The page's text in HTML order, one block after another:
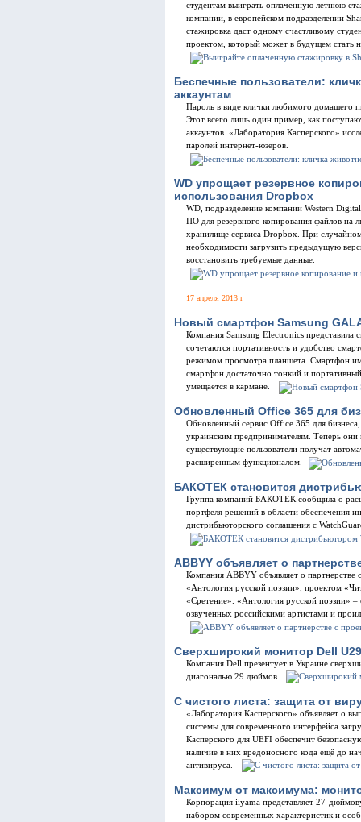
студентам выиграть оплаченную летнюю
компании, в европейском подразделении
стажировка даст одному счастливому
проектом, который может в будущем стать
Беспечные пользователи:
аккаунтам
Пароль в виде клички любимого домашего
Этот всего лишь один пример, как
аккаунтов. «Лаборатория Касперского»
паролей интернет-юзеров.
WD упрощает резервное
использования Dropbox
WD, подразделение компании Western
ПО для резервного копирования файлов на
хранилище сервиса Dropbox. При
необходимости загрузить предыдущую
восстановить требуемые данные.
17 апреля 2013 г
Новый смартфон Samsung
Компания Samsung Electronics
сочетаются портативность и удобство
режимом просмотра планшета. Смартфон
смартфон достаточно тонкий и
умещается в кармане.
Обновленный Office 365 для
Обновленный сервис Office 365 для
украинским предпринимателям. Теперь
существующие пользователи получат
расширенным функционалом.
БАКОТЕК становится
Группа компаний БАКОТЕК сообщила о
портфеля решений в области обеспечения
дистрибьюторского соглашения с
ABBYY объявляет о
Компания ABBYY объявляет о партнерстве
«Антология русской поэзии», проектом
«Сретение». «Антология русской поэзии»
озвученных российскими артистами и
Сверхширокий монитор Dell
Компания Dell презентует в Украине
диагональю 29 дюймов.
С чистого листа: защита от
«Лаборатория Касперского» объявляет о
системы для современного интерфейса
Касперского для UEFI обеспечит
наличие в них вредоносного кода ещё до
антивируса.
Максимум от максимума:
Корпорация iiyama представляет 27-
набором современных характеристик и